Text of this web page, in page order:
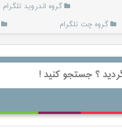
گروه اندروید تلگرام
گروه چت تلگرام